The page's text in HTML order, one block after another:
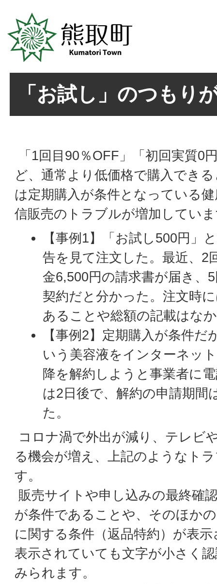
「お試し」のつもり
「1回目90％OFF」「初回実質0
ど、通常より低価格で購入でき
は定期購入が条件となっている
信販売のトラブルが増加してい
【事例1】「お試し500円」
告を見て注文した。最近、2
金6,500円の請求書が届き、
契約だと分かった。注文時
あることや総額の記載はな
【事例2】定期購入が条件
いう美容液をインターネッ
降を解約しようと事業者に
は2日後で、解約の申請期間
た。
コロナ渦で外出が減り、テレビ
る機会が増え、上記のようなト
す。
販売サイトや申し込みの最終確
が条件であることや、そのほか
に関する条件（返品特約）が表
表示されていても文字が小さく
みられます。